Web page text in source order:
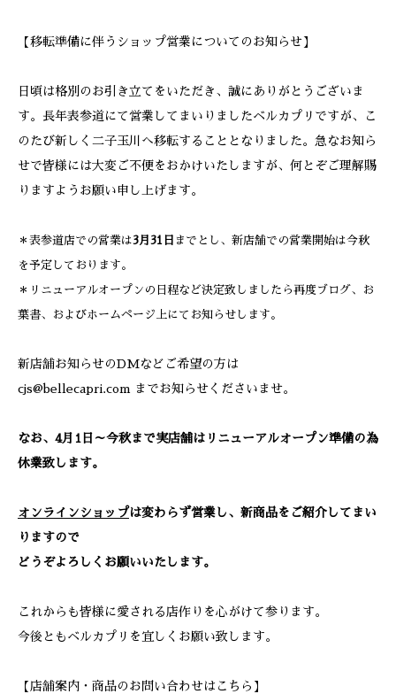
【移転準備に伴うショップ営業についてのお知らせ】
日頃は格別のお引き立てをいただき、誠にありがとうございま
す。長年表参道にて営業してまいりましたベルカプリですが、こ
のたび新しく二子玉川へ移転することとなりました。急なお知ら
せで皆様には大変ご不便をおかけいたしますが、何とぞご理解賜
りますようお願い申し上げます。
＊表参道店での営業は3月31日 までとし、新店舗での営業開始は今秋
を予定しております。
＊リニューアルオープンの日程など決定致しましたら再度ブログ、お
葉書、およびホームページ上にてお知らせします。
新店舗お知らせのDMなどご希望の方は
cjs@bellecapri.com までお知らせくださいませ。
なお、4月1日～今秋まで実店舗はリニューアルオープン準備の為
休業致します。
オンラインショップは変わらず営業し、新商品をご紹介してまい
りますので
どうぞよろしくお願いいたします。
これからも皆様に愛される店作りを心がけて参ります。
今後ともベルカプリを宜しくお願い致します。
【店舗案内・商品のお問い合わせはこちら】